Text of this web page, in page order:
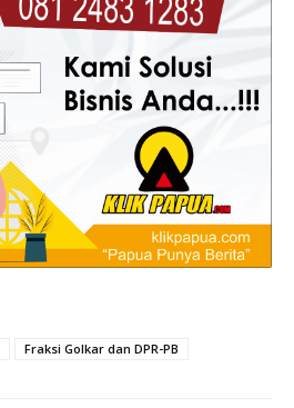
Fraksi Golkar dan DPR-PB